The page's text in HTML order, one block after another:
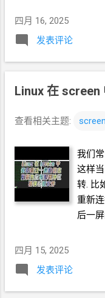
思是
的效
论区
四月 16, 2025
发表评论
Linux 在 screen
查看相关主题: screen
我们
这样当
转. 比
重新连
后一
日志
四月 15, 2025
发表评论